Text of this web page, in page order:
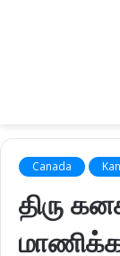
Canada
திரு